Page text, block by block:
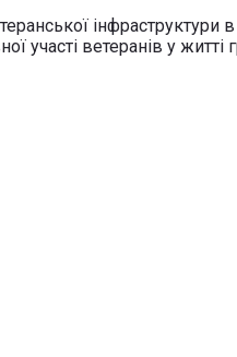
інфраструктури
участі ветеранів у житті